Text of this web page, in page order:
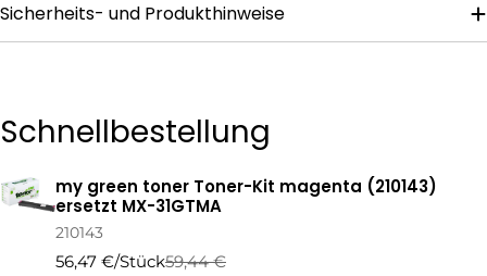
Frage Senden
Sicherheits- und Produkthinweise
Schnellbestellung
Ihr
Warenkorb
my green toner Toner-Kit magenta (210143)
ersetzt MX-31GTMA
210143
56,47 €/Stück59,44 €